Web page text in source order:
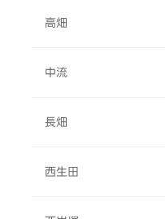
高畑
中流
長畑
西生田